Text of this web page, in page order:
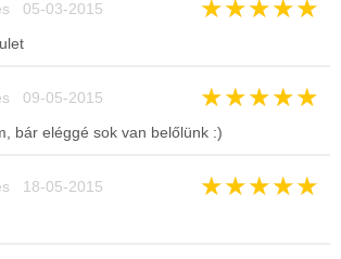
05-03-2015 ★★★★★
09-05-2015 ★★★★★
bár eléggé sok van belőlünk :)
18-05-2015 ★★★★★